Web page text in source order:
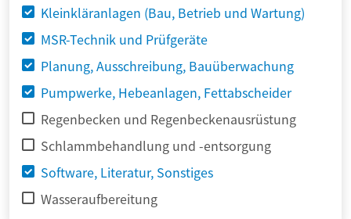
Kleinkläranlagen (Bau, Betrieb und Wartung)
MSR-Technik und Prüfgeräte
Planung, Ausschreibung, Bauüberwachung
Pumpwerke, Hebeanlagen, Fettabscheider
Regenbecken und Regenbeckenausrüstung
Schlammbehandlung und -entsorgung
Software, Literatur, Sonstiges
Wasseraufbereitung